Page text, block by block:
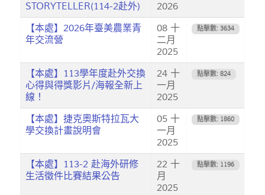
STORYTELLER(114-2赴外)
2026
【本處】2026年臺美農業青
年交流營
08 十
二月
2025
點擊數: 3634
【本處】113學年度赴外交換
心得與得獎影片/海報全新上
線！
24 十
一月
2025
點擊數: 824
【本處】捷克奧斯特拉瓦大
學交換計畫說明會
05 十
一月
2025
點擊數: 1860
​​​​​​【本處】113-2 赴海外研修
生活徵件比賽結果公告
22 十
月
2025
點擊數: 1196